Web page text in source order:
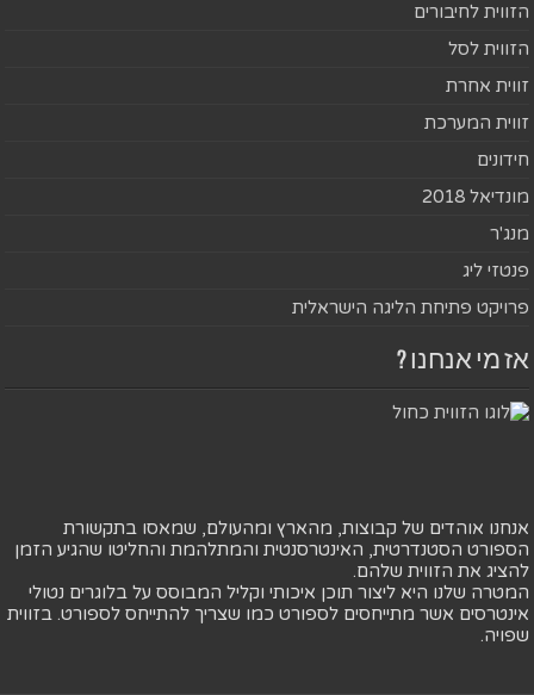
הזווית לחיבורים
הזווית לסל
זווית אחרת
זווית המערכת
חידונים
מונדיאל 2018
מנג'ר
פנטזי ליג
פרויקט פתיחת הליגה הישראלית
אז מי אנחנו ?
אנחנו אוהדים של קבוצות, מהארץ ומהעולם, שמאסו בתקשורת
הספורט הסטנדרטית, האינטרסנטית והמתלהמת והחליטו שהגיע הזמן
להציג את הזווית שלהם.
המטרה שלנו היא ליצור תוכן איכותי וקליל המבוסס על בלוגרים נטולי
אינטרסים אשר מתייחסים לספורט כמו שצריך להתייחס לספורט. בזווית
שפויה.